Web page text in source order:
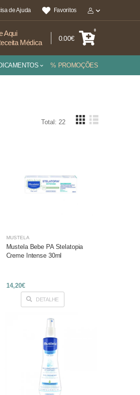
de Ajuda Favoritos
Aqui
Médica
0.00€
0
% PROMOÇÕES
Total: 22
MUSTELA
Mustela Bebe PA Stelatopia
Creme Intense 30ml
14,20€
DETALHE